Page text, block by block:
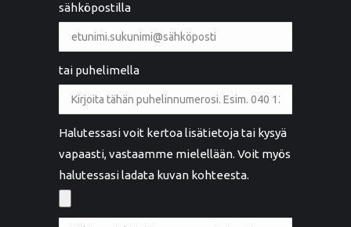
sähköpostilla
tai puhelimella
Halutessasi voit kertoa lisätietoja tai kysyä
vapaasti, vastaamme mielellään. Voit myös
halutessasi ladata kuvan kohteesta.